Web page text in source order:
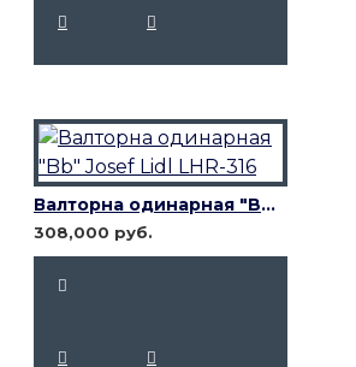
Валторна одинарная "Bb" Josef Lidl LHR-316
308,000 руб.